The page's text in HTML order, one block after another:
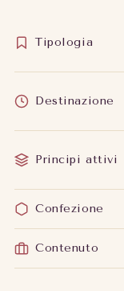
Tipologia
Destinazione
Principi attivi
Confezione
Contenuto